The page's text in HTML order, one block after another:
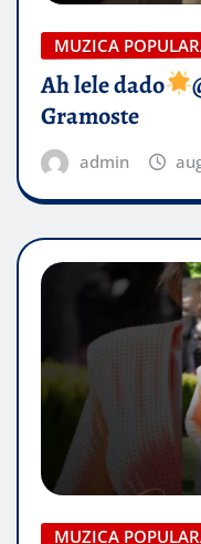
MUZICA
Ah lele dado​
Gramoste
admin
MUZICA